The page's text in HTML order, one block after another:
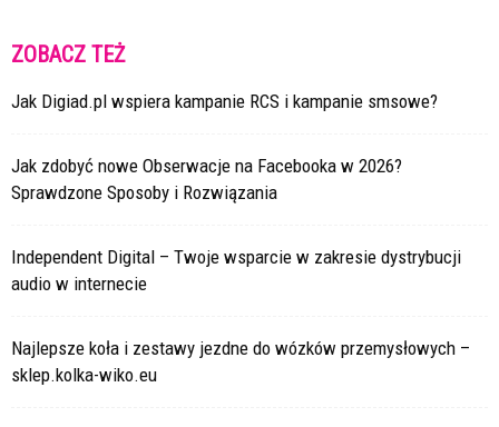
ZOBACZ TEŻ
Jak Digiad.pl wspiera kampanie RCS i kampanie smsowe?
Jak zdobyć nowe Obserwacje na Facebooka w 2026?
Sprawdzone Sposoby i Rozwiązania
Independent Digital – Twoje wsparcie w zakresie dystrybucji
audio w internecie
Najlepsze koła i zestawy jezdne do wózków przemysłowych –
sklep.kolka-wiko.eu